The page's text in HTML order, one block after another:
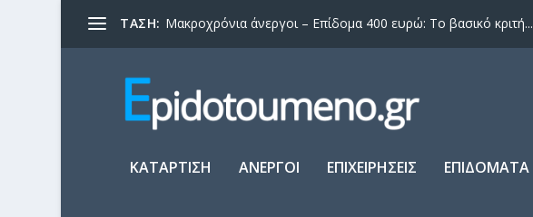
ΤΑΣΗ: Μακροχρόνια άνεργοι – Επίδομα 400 ευρώ: Το βασικό κριτή...
ΚΑΤΑΡΤΙΣΗ ΑΝΕΡΓΟΙ ΕΠΙΧΕΙΡΗΣΕΙΣ ΕΠΙΔΟΜΑΤΑ